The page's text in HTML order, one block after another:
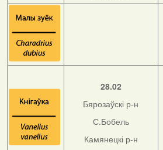
28.02
Бярозаўскі р-н
С.Бобель
Камянецкі р-н